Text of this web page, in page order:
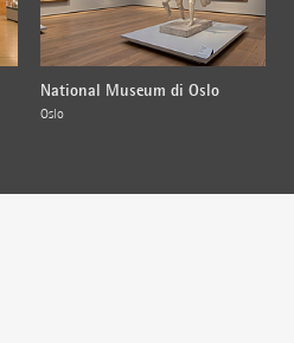
National Museum di Oslo
Oslo